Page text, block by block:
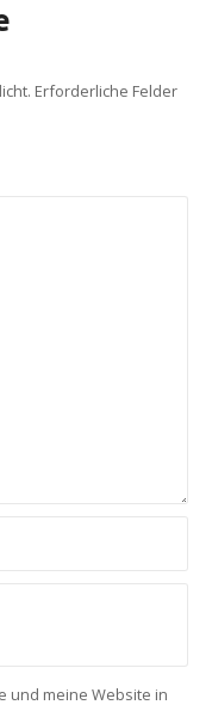
Erforderliche Felder
und meine Website in